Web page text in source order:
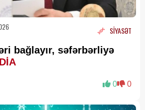
SİYASƏT
bağlayır, səfərbərliyə
0 0